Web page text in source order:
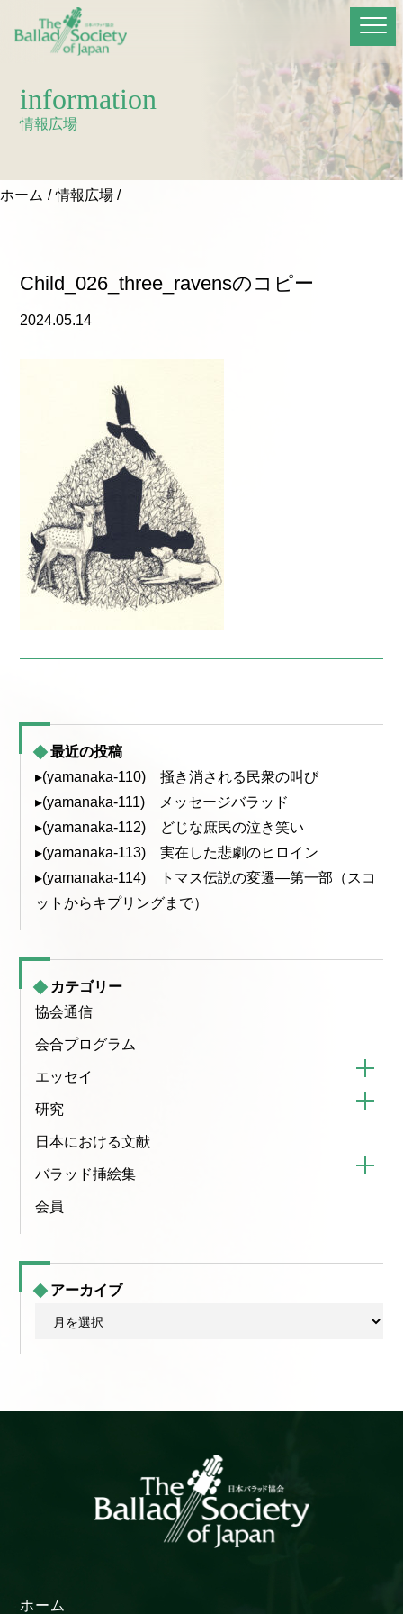
information
情報広場
ホーム 情報広場
Child_026_three_ravensのコピー
2024.05.14
最近の投稿
▸(yamanaka-110) 掻き消される民衆の叫び
▸(yamanaka-111) メッセージバラッド
▸(yamanaka-112) どじな庶民の泣き笑い
▸(yamanaka-113) 実在した悲劇のヒロイン
▸(yamanaka-114) トマス伝説の変遷—第一部（スコ
ットからキプリングまで）
カテゴリー
協会通信
会合プログラム
エッセイ
研究
日本における文献
バラッド挿絵集
会員
アーカイブ
ブ
ホーム